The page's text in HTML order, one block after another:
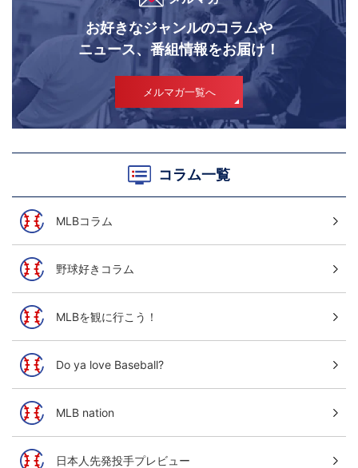
お好きなジャンルのコラムや
ニュース、番組情報をお届け！
メルマガ一覧へ
コラム一覧
MLBコラム
野球好きコラム
MLBを観に行こう！
Do ya love Baseball?
MLB nation
日本人先発投手プレビュー